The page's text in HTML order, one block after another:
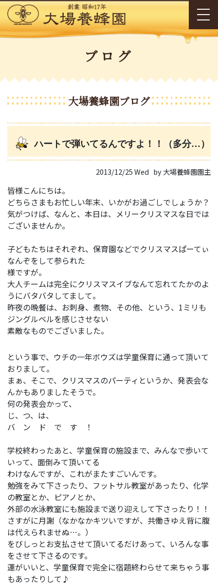
ブログ
大場養蜂園ブログ
ハートで弾いてるんですよ！！（多分…）
2013/12/25 Wed by 大場養蜂園園主
皆様こんにちは。
どちらさまもお忙しい年末、いかがお過ごしでしょうか？
気がつけば、なんと、本日は、メリークリスマスな日では
ございませんか。
子どもたちはそれぞれ、保育園などでクリスマスぱーてぃ
なんぞをして参られた
様ですが。
大人チームは完全にクリスマスイブなんて忘れてたかのよ
うにバタバタしてまして。
昨夜の晩餐は、お刺身、煮物、その他、という、1ミリも
ジングルベルを感じさせない
素敵なものでございました。
という事で、ウチの一年ボウズは学童保育に通って頂いて
おりまして。
まぁ、そこで、クリスマスのパーティというか、発表会な
んかもありましたそうで。
何の発表会かって、
じ、つ、は、
バ ン ド で す ！
学校終わったあと、学童保育の施設まで、みんなで歩いて
いって、面倒みて頂いてる
わけなんですが、これがまたすごいんです。
勉強をみて下さったり、フットサル教室があったり、化学
の教室とか、ピアノとか、
外部の水泳教室にも施設まで送り迎えして下さったり！！
さすがに月謝（なかなかキツいですが、共働きゆえ背に腹
は代えられませぬ…。）
をびしっとお支払させて頂いてるだけあって、いろんな事
をさせて下さるのです。
運がいいと、学童保育で完全に宿題終わらせて来ちゃう事
もあったりして♪